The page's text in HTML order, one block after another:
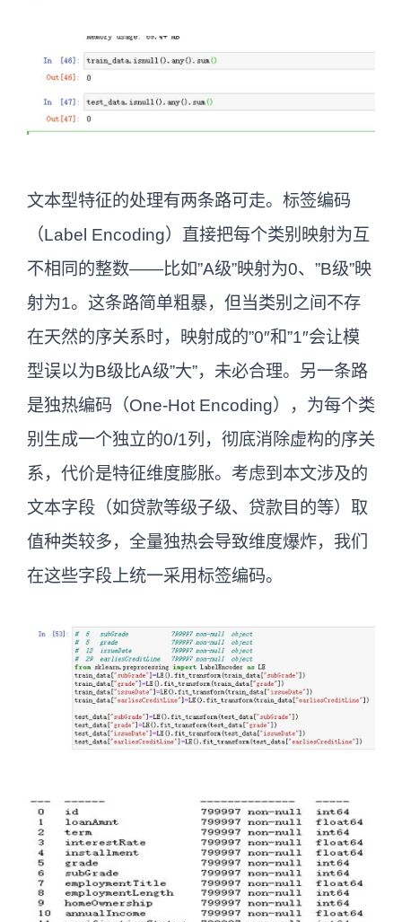
文本型特征的处理有两条路可走。标签编码
（Label Encoding）直接把每个类别映射为互
不相同的整数——比如”A级”映射为0、”B级”映
射为1。这条路简单粗暴，但当类别之间不存
在天然的序关系时，映射成的”0″和”1″会让模
型误以为B级比A级”大”，未必合理。另一条路
是独热编码（One-Hot Encoding），为每个类
别生成一个独立的0/1列，彻底消除虚构的序关
系，代价是特征维度膨胀。考虑到本文涉及的
文本字段（如贷款等级子级、贷款目的等）取
值种类较多，全量独热会导致维度爆炸，我们
在这些字段上统一采用标签编码。